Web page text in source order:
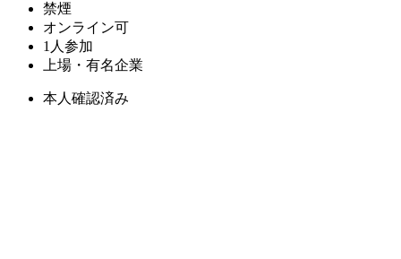
禁煙
オンライン可
1人参加
上場・有名企業
本人確認済み